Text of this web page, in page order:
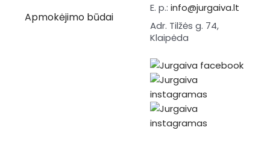
Apmokėjimo būdai
E. p.: info@jurgaiva.lt
Adr. Tilžės g. 74,
Klaipėda